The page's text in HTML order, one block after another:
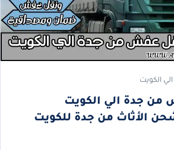
الكويت
جدة الي الكويت
| شحن الأثاث من جدة للكويت